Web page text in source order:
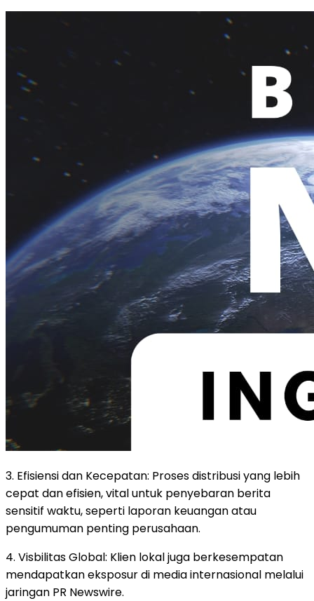
3. Efisiensi dan Kecepatan: Proses distribusi yang lebih
cepat dan efisien, vital untuk penyebaran berita
sensitif waktu, seperti laporan keuangan atau
pengumuman penting perusahaan.
4. Visbilitas Global: Klien lokal juga berkesempatan
mendapatkan eksposur di media internasional melalui
jaringan PR Newswire.